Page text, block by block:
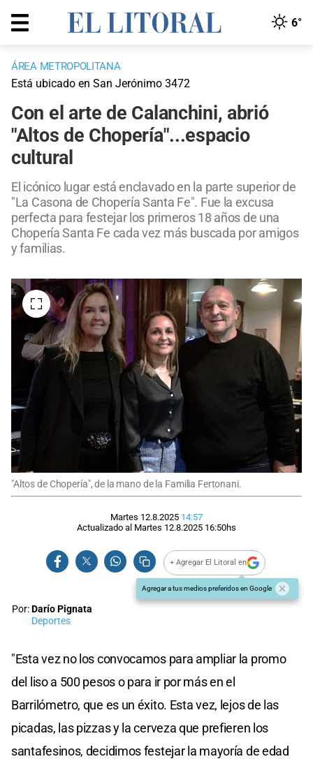
6°
ÁREA METROPOLITANA
Está ubicado en San Jerónimo 3472
Con el arte de Calanchini, abrió
"Altos de Chopería"...espacio
cultural
El icónico lugar está enclavado en la parte superior de
"La Casona de Chopería Santa Fe". Fue la excusa
perfecta para festejar los primeros 18 años de una
Chopería Santa Fe cada vez más buscada por amigos
y familias.
"Altos de Chopería", de la mano de la Familia Fertonani.
Martes 12.8.2025 14:57
Actualizado al Martes 12.8.2025 16:50hs
+ Agregar El Litoral en
Agregar a tus medios preferidos en Google
Por:Darío Pignata
Deportes
"Esta vez no los convocamos para ampliar la promo
del liso a 500 pesos o para ir por más en el
Barrilómetro, que es un éxito. Esta vez, lejos de las
picadas, las pizzas y la cerveza que prefieren los
santafesinos, decidimos festejar la mayoría de edad